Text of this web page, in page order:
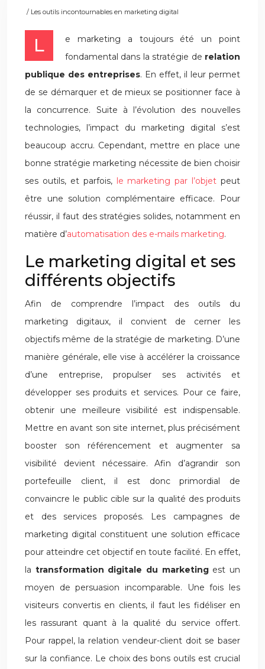
/ Les outils incontournables en marketing digital
Le marketing a toujours été un point
fondamental dans la stratégie de relation
publique des entreprises. En effet, il leur permet
de se démarquer et de mieux se positionner face à
la concurrence. Suite à l’évolution des nouvelles
technologies, l’impact du marketing digital s’est
beaucoup accru. Cependant, mettre en place une
bonne stratégie marketing nécessite de bien choisir
ses outils, et parfois, le marketing par l’objet peut
être une solution complémentaire efficace. Pour
réussir, il faut des stratégies solides, notamment en
matière d’automatisation des e-mails marketing.
Le marketing digital et ses
différents objectifs
Afin de comprendre l’impact des outils du
marketing digitaux, il convient de cerner les
objectifs même de la stratégie de marketing. D’une
manière générale, elle vise à accélérer la croissance
d’une entreprise, propulser ses activités et
développer ses produits et services. Pour ce faire,
obtenir une meilleure visibilité est indispensable.
Mettre en avant son site internet, plus précisément
booster son référencement et augmenter sa
visibilité devient nécessaire. Afin d’agrandir son
portefeuille client, il est donc primordial de
convaincre le public cible sur la qualité des produits
et des services proposés. Les campagnes de
marketing digital constituent une solution efficace
pour atteindre cet objectif en toute facilité. En effet,
la transformation digitale du marketingest un
moyen de persuasion incomparable. Une fois les
visiteurs convertis en clients, il faut les fidéliser en
les rassurant quant à la qualité du service offert.
Pour rappel, la relation vendeur-client doit se baser
sur la confiance. Le choix des bons outils est crucial